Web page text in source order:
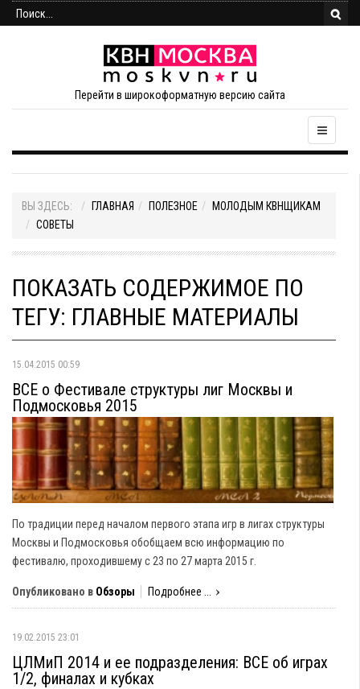
Перейти в широкоформатную версию сайта
ВЫ ЗДЕСЬ: ГЛАВНАЯ ПОЛЕЗНОЕ
МОЛОДЫМ КВНЩИКАМ
СОВЕТЫ
ПОКАЗАТЬ СОДЕРЖИМОЕ ПО
ТЕГУ: ГЛАВНЫЕ МАТЕРИАЛЫ
15.04.2015 00:59
ВСЕ о Фестивале структуры лиг Москвы и
Подмосковья 2015
По традиции перед началом первого этапа игр в лигах структуры
Москвы и Подмосковья обобщаем всю информацию по
фестивалю, проходившему с 23 по 27 марта 2015 г.
Опубликовано в Обзоры Подробнее ...
19.02.2015 23:01
ЦЛМиП 2014 и ее подразделения: ВСЕ об играх
1/2, финалах и кубках